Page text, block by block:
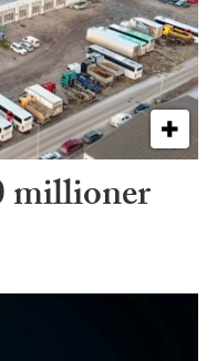
millioner